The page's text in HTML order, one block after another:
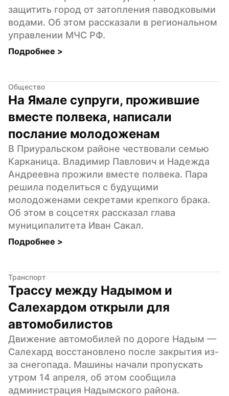
защитить город от затопления паводковыми
водами. Об этом рассказали в региональном
управлении МЧС РФ.
Подробнее >
Общество
На Ямале супруги, прожившие
вместе полвека, написали
послание молодоженам
В Приуральском районе чествовали семью
Карканица. Владимир Павлович и Надежда
Андреевна прожили вместе полвека. Пара
решила поделиться с будущими
молодоженами секретами крепкого брака.
Об этом в соцсетях рассказал глава
муниципалитета Иван Сакал.
Подробнее >
Транспорт
Трассу между Надымом и
Салехардом открыли для
автомобилистов
Движение автомобилей по дороге Надым —
Салехард восстановлено после закрытия из-
за снегопада. Машины начали пропускать
утром 14 апреля, об этом сообщила
администрация Надымского района.